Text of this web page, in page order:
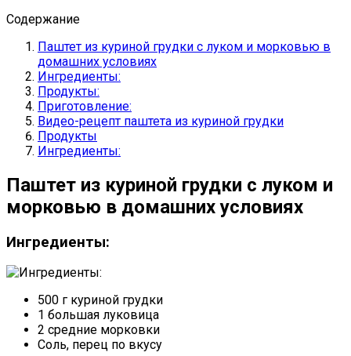
Содержание
Паштет из куриной грудки с луком и морковью в
домашних условиях
Ингредиенты:
Продукты:
Приготовление:
Видео-рецепт паштета из куриной грудки
Продукты
Ингредиенты:
Паштет из куриной грудки с луком и
морковью в домашних условиях
Ингредиенты:
500 г куриной грудки
1 большая луковица
2 средние морковки
Соль, перец по вкусу